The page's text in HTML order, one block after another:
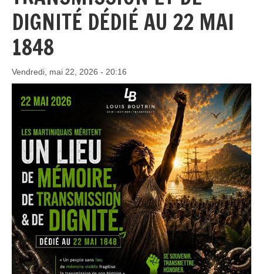
DIGNITÉ DÉDIÉ AU 22 MAI
1848
Vendredi, mai 22, 2026 - 20:16